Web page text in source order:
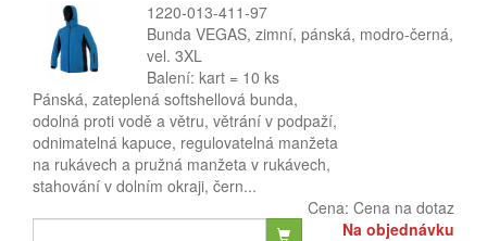
1220-013-411-97
Bunda VEGAS, zimní, pánská, modro-černá,
vel. 3XL
Balení: kart = 10 ks
Pánská, zateplená softshellová bunda,
odolná proti vodě a větru, větrání v podpaží,
odnimatelná kapuce, regulovatelná manžeta
na rukávech a pružná manžeta v rukávech,
stahování v dolním okraji, čern...
Cena: Cena na dotaz
Na objednávku